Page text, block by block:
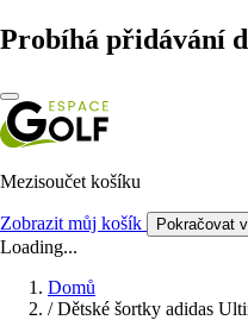
Probíhá přidávání
Mezisoučet košíku
Zobrazit můj košík Pokračovat
Loading...
Domů
/ Dětské šortky adidas